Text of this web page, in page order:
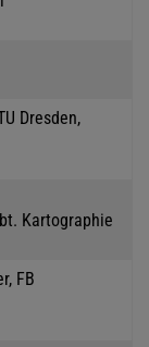
Dresden,
Kartographie
FB